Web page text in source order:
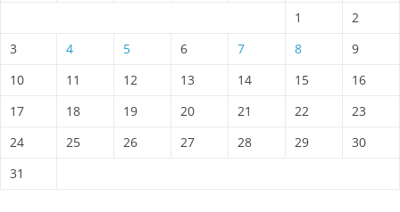
1
2
3
4 5 6 7 8
9
10
11 12 13 14 15
16
17
18 19 20 21 22
23
24
25 26 27 28 29
30
31